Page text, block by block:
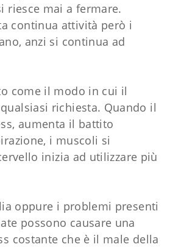
riesce mai a fermare.
continua attività però i
anzi si continua ad
come il modo in cui il
richiesta. Quando il
aumenta il battito
i muscoli si
inizia ad utilizzare più
oppure i problemi presenti
possono causare una
costante che è il male della